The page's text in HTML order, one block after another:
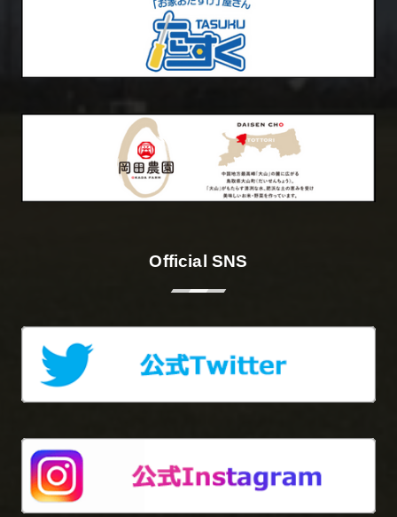
Official SNS